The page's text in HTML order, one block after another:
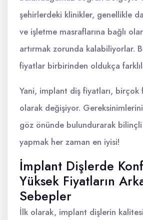
şehirlerdeki klinikler, genellikle
ve işletme masraflarına bağlı
artırmak zorunda kalabiliyorlar.
fiyatlar birbirinden oldukça
Yani, implant diş fiyatları, birçok
olarak değişiyor.
göz önünde bulundurarak
yapmak her zaman en iyisi!
İmplant Dişlerde
Yüksek Fiyatların
Sebepler
İlk olarak, implant dişlerin